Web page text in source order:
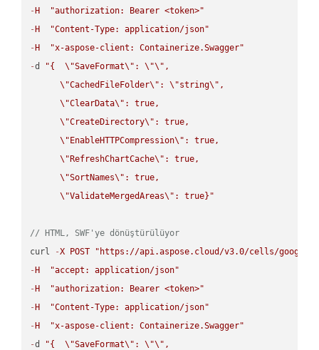
- H
"authorization: Bearer <token>"
- H
"Content-Type: application/json"
- H
"x-aspose-client: Containerize.Swagger"
-d "{ \"SaveFormat\" : \"\" ,
\"CachedFileFolder\" : \"string\" ,
\"ClearData\" : true,
\"CreateDirectory\" : true,
\" EnableHTTPCompression\" : true,
\" RefreshChartCache\" : true,
\"SortNames\" : true,
\"ValidateMergedAreas\" : true}"
// HTML, SWF'ye dönüştürülüyor
curl
-X POST
"https://api.aspose.cloud/v3.0/cells/
- H
"accept: application/json"
- H
"authorization: Bearer <token>"
- H
"Content-Type: application/json"
- H
"x-aspose-client: Containerize.Swagger"
-d "{ \"SaveFormat\" : \"\" ,